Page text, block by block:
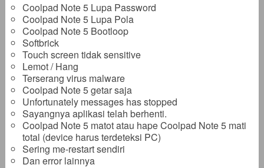
Coolpad Note 5 Lupa Password
Coolpad Note 5 Lupa Pola
Coolpad Note 5 Bootloop
Softbrick
Touch screen tidak sensitive
Lemot / Hang
Terserang virus malware
Coolpad Note 5 getar saja
Unfortunately messages has stopped
Sayangnya aplikasi telah berhenti.
Coolpad Note 5 matot atau hape Coolpad Note 5 mati
total (device harus terdeteksi PC)
Sering me-restart sendiri
Dan error lainnya